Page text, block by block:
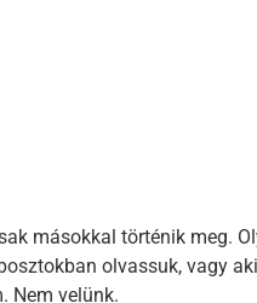
másokkal történik meg.
olvassuk, vagy
Nem velünk.